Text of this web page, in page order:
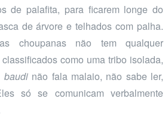
de palafita, para ficarem longe do
de árvore e telhados com palha.
choupanas não tem qualquer
como uma tribo isolada,
baudinão fala malaio, não sabe ler,
só se comunicam verbalmente